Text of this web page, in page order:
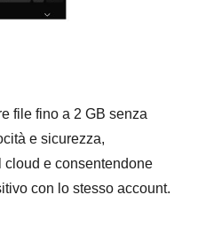
file fino a 2 GB senza
e sicurezza,
cloud e consentendone
con lo stesso account.